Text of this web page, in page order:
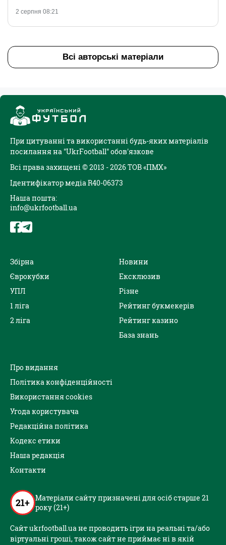
2 серпня 08:21
Всі авторські матеріали
При цитуванні та використанні будь-яких матеріалів
посилання на "UkrFootball" обов'язкове
Всі права захищені © 2013 - 2026 ТОВ «ПМХ»
Ідентифікатор медіа R40-06373
Наша пошта:
info@ukrfootball.ua
Збірна
Єврокубки
УПЛ
1 ліга
2 ліга
Новини
Ексклюзив
Різне
Рейтинг букмекерів
Рейтинг казино
База знань
Про видання
Політика конфіденційності
Використання cookies
Угода користувача
Редакційна політика
Кодекс етики
Наша редакція
Контакти
21+ Матеріали сайту призначені для осіб старше 21
року (21+)
Сайт ukrfootball.ua не проводить ігри на реальні та/або
віртуальні гроші, також сайт не приймає ні в якій